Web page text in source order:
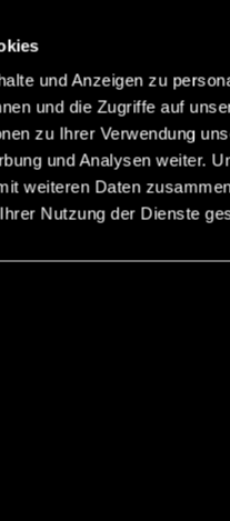
und Anzeigen zu
und die Zugriffe auf
zu Ihrer Verwendung
und Analysen weiter.
weiteren Daten
Nutzung der Dienste